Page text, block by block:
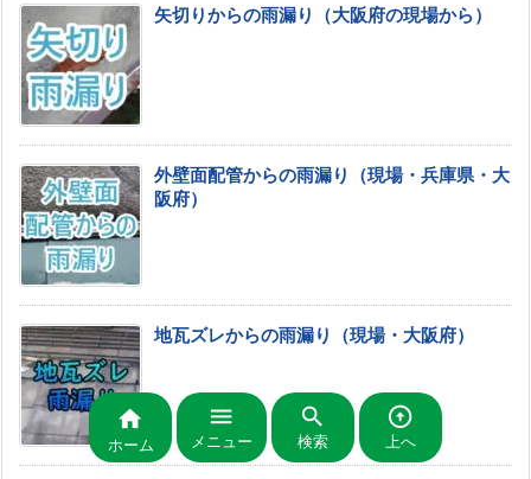
矢切りからの雨漏り（大阪府の現場から）
外壁面配管からの雨漏り（現場・兵庫県・大
阪府）
地瓦ズレからの雨漏り（現場・大阪府）

ホーム

メニュー

検索

上へ